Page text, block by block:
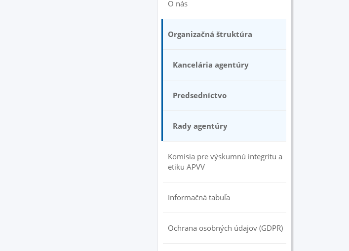
O nás
Organizačná štruktúra
Kancelária agentúry
Predsedníctvo
Rady agentúry
Komisia pre výskumnú integritu a
etiku APVV
Informačná tabuľa
Ochrana osobných údajov (GDPR)